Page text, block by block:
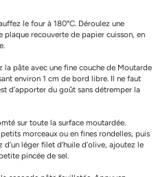
le four à 180°C. Déroulez une
plaque recouverte de papier cuisson, en
la pâte avec une fine couche de Moutarde
environ 1 cm de bord libre. Il ne faut
d’apporter du goût sans détremper la
sur toute la surface moutardée.
morceaux ou en fines rondelles, puis
léger filet d’huile d’olive, ajoutez le
pincée de sel.